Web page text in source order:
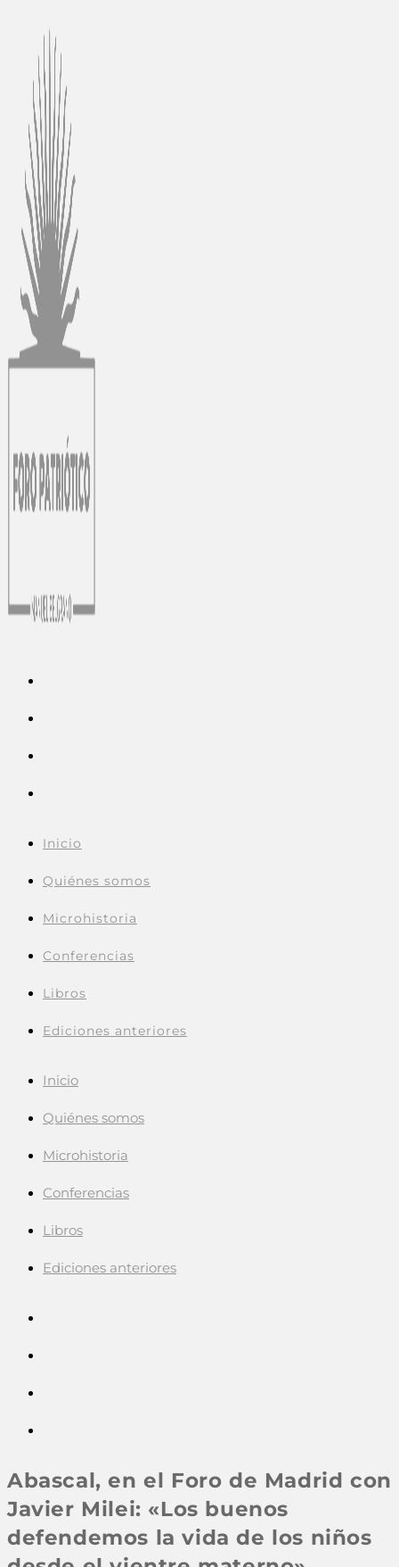
contenido
Inicio
Quiénes somos
Microhistoria
Conferencias
Libros
Ediciones anteriores
Inicio
Quiénes somos
Microhistoria
Conferencias
Libros
Ediciones anteriores
Abascal, en el Foro de Madrid con
Javier Milei: «Los buenos
defendemos la vida de los niños